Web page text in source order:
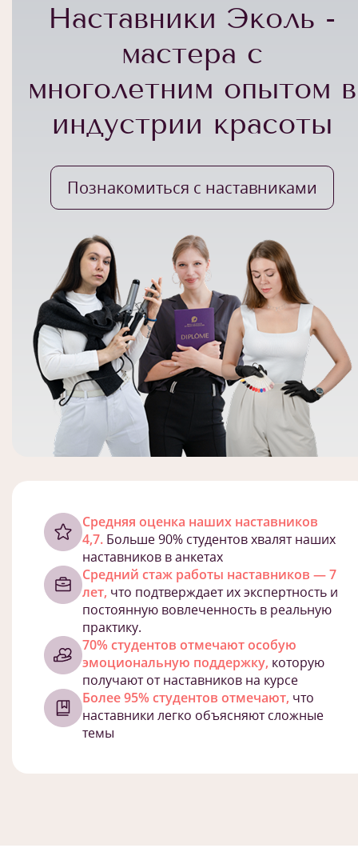
Наставники Эколь -
мастера с
многолетним опытом в
индустрии красоты
Познакомиться с наставниками
Cредняя оценка наших наставников
4,7. Больше 90% студентов хвалят наших
наставников в анкетах
Средний стаж работы наставников — 7
лет, что подтверждает их экспертность и
постоянную вовлеченность в реальную
практику.
70% студентов отмечают особую
эмоциональную поддержку, которую
получают от наставников на курсе
Более 95% студентов отмечают, что
наставники легко объясняют сложные
темы